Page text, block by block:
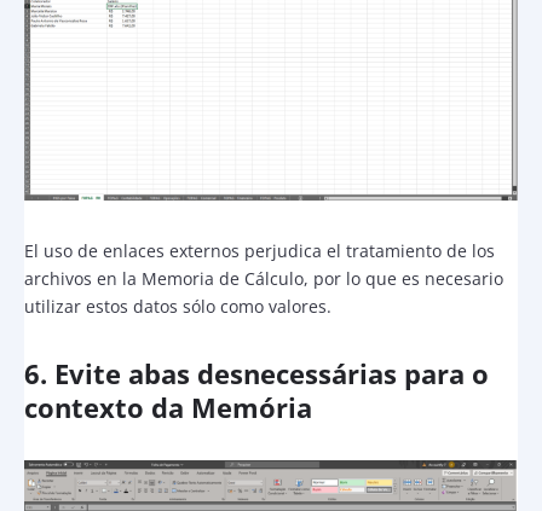
El uso de enlaces externos perjudica el tratamiento de los
archivos en la Memoria de Cálculo, por lo que es necesario
utilizar estos datos sólo como valores.
6. Evite abas desnecessárias para o
contexto da Memória